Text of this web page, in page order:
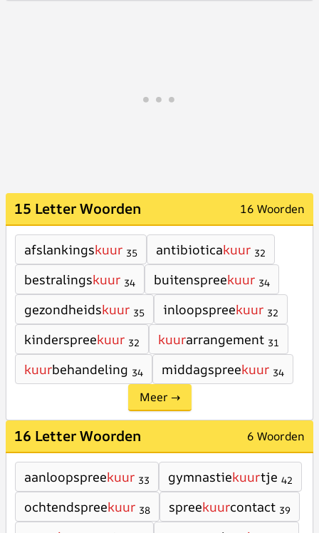
15 Letter Woorden 16 Woorden
afslankingskuur 35 antibioticakuur 32
bestralingskuur 34 buitenspreekuur 34
gezondheidskuur 35 inloopspreekuur 32
kinderspreekuur 32 kuurarrangement 31
kuurbehandeling 34 middagspreekuur 34
Meer →
16 Letter Woorden 6 Woorden
aanloopspreekuur 33 gymnastiekuurtje 42
ochtendspreekuur 38 spreekuurcontact 39